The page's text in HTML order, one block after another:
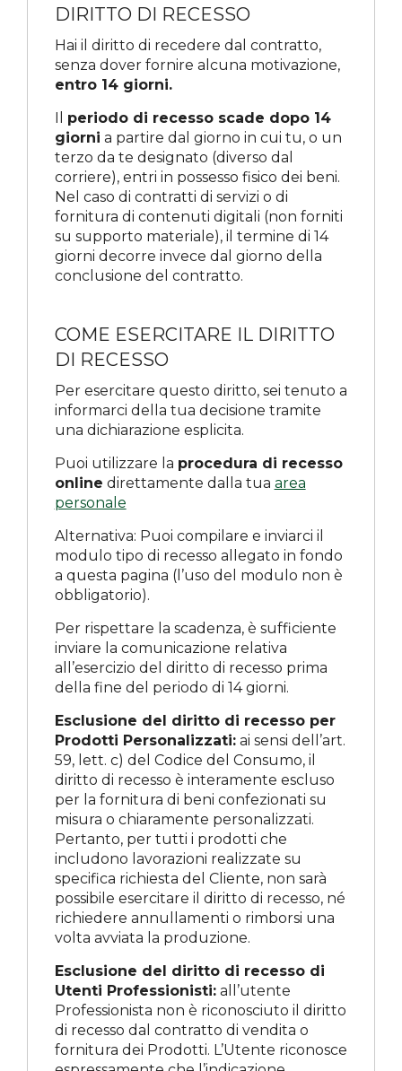
DIRITTO DI RECESSO
Hai il diritto di recedere dal contratto,
senza dover fornire alcuna motivazione,
entro 14 giorni.
Il periodo di recesso scade dopo 14
giorni a partire dal giorno in cui tu, o un
terzo da te designato (diverso dal
corriere), entri in possesso fisico dei beni.
Nel caso di contratti di servizi o di
fornitura di contenuti digitali (non forniti
su supporto materiale), il termine di 14
giorni decorre invece dal giorno della
conclusione del contratto.
COME ESERCITARE IL DIRITTO
DI RECESSO
Per esercitare questo diritto, sei tenuto a
informarci della tua decisione tramite
una dichiarazione esplicita.
Puoi utilizzare la procedura di recesso
online direttamente dalla tua area
personale
Alternativa: Puoi compilare e inviarci il
modulo tipo di recesso allegato in fondo
a questa pagina (l’uso del modulo non è
obbligatorio).
Per rispettare la scadenza, è sufficiente
inviare la comunicazione relativa
all’esercizio del diritto di recesso prima
della fine del periodo di 14 giorni.
Esclusione del diritto di recesso per
Prodotti Personalizzati:ai sensi dell’art.
59, lett. c) del Codice del Consumo, il
diritto di recesso è interamente escluso
per la fornitura di beni confezionati su
misura o chiaramente personalizzati.
Pertanto, per tutti i prodotti che
includono lavorazioni realizzate su
specifica richiesta del Cliente, non sarà
possibile esercitare il diritto di recesso, né
richiedere annullamenti o rimborsi una
volta avviata la produzione.
Esclusione del diritto di recesso di
Utenti Professionisti:all’utente
Professionista non è riconosciuto il diritto
di recesso dal contratto di vendita o
fornitura dei Prodotti. L’Utente riconosce